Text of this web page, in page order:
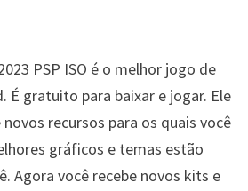
PSP ISO é o melhor jogo de
É gratuito para baixar e jogar. Ele
recursos para os quais você
gráficos e temas estão
Agora você recebe novos kits e